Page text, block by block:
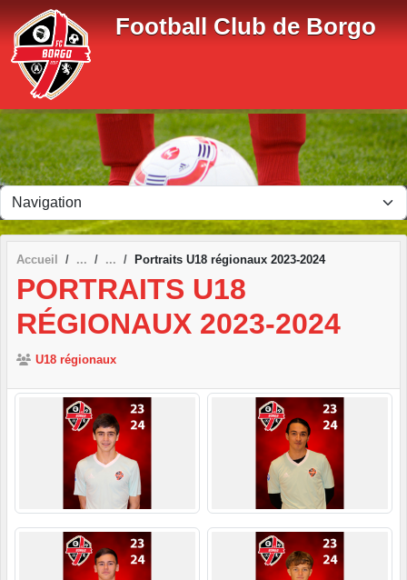
Football Club de Borgo
Accueil Portraits U18 régionaux 2023-2024
PORTRAITS U18
RÉGIONAUX 2023-2024
U18 régionaux
Panneau de gestion des cookies